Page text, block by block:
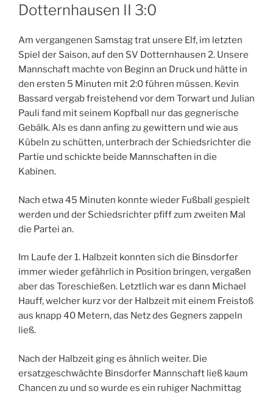
Dotternhausen II 3:0
Am vergangenen Samstag trat unsere Elf, im letzten
Spiel der Saison, auf den SV Dotternhausen 2. Unsere
Mannschaft machte von Beginn an Druck und hätte in
den ersten 5 Minuten mit 2:0 führen müssen. Kevin
Bassard vergab freistehend vor dem Torwart und Julian
Pauli fand mit seinem Kopfball nur das gegnerische
Gebälk. Als es dann anfing zu gewittern und wie aus
Kübeln zu schütten, unterbrach der Schiedsrichter die
Partie und schickte beide Mannschaften in die
Kabinen.
Nach etwa 45 Minuten konnte wieder Fußball gespielt
werden und der Schiedsrichter pfiff zum zweiten Mal
die Partei an.
Im Laufe der 1. Halbzeit konnten sich die Binsdorfer
immer wieder gefährlich in Position bringen, vergaßen
aber das Toreschießen. Letztlich war es dann Michael
Hauff, welcher kurz vor der Halbzeit mit einem Freistoß
aus knapp 40 Metern, das Netz des Gegners zappeln
ließ.
Nach der Halbzeit ging es ähnlich weiter. Die
ersatzgeschwächte Binsdorfer Mannschaft ließ kaum
Chancen zu und so wurde es ein ruhiger Nachmittag